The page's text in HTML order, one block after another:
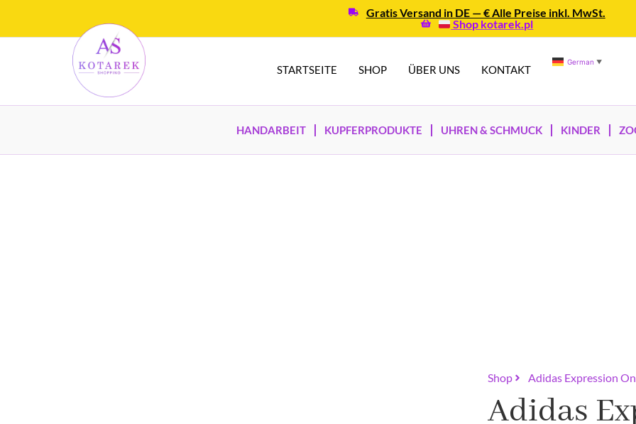
Gratis Versand in DE — € Alle Preise inkl. MwSt.
Shop kotarek.pl
STARTSEITE SHOP ÜBER UNS KONTAKT
German ▼
HANDARBEIT KUPFERPRODUKTE UHREN & SCHMUCK KINDER
Shop Adidas Expression
Adidas